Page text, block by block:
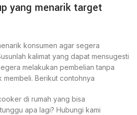
yang menarik target
konsumen agar segera
kalimat yang dapat mensugesti
melakukan pembelian tanpa
membeli. Berikut contohnya
di rumah yang bisa
apa lagi? Hubungi kami